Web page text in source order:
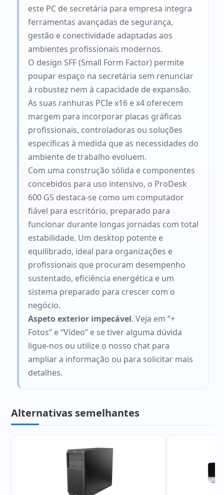
este PC de secretária para empresa integra
ferramentas avançadas de segurança,
gestão e conectividade adaptadas aos
ambientes profissionais modernos.
O design SFF (Small Form Factor) permite
poupar espaço na secretária sem renunciar
à robustez nem à capacidade de expansão.
As suas ranhuras PCIe x16 e x4 oferecem
margem para incorporar placas gráficas
profissionais, controladoras ou soluções
específicas à medida que as necessidades do
ambiente de trabalho evoluem.
Com uma construção sólida e componentes
concebidos para uso intensivo, o ProDesk
600 G5 destaca-se como um computador
fiável para escritório, preparado para
funcionar durante longas jornadas com total
estabilidade. Um desktop potente e
equilibrado, ideal para organizações e
profissionais que procuram desempenho
sustentado, eficiência energética e um
sistema preparado para crescer com o
negócio.
Aspeto exterior impecável. Veja em “+
Fotos” e “Vídeo” e se tiver alguma dúvida
ligue-nos ou utilize o nosso chat para
ampliar a informação ou para solicitar mais
detalhes.
Alternativas semelhantes